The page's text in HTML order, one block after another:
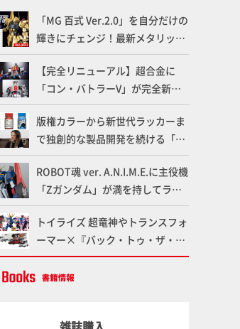
「MG 百式 Ver.2.0」を自分だけの
輝きにチェンジ！最新メタリック
塗料を使ってより金属感を増した
仕上がりに!!【試し読み】
【完全リニューアル】超合金に
「コン・バトラーV」が完全新規
造形で登場！気になる仕様を試作
品の撮り下ろしでご紹介!!さらに
「大鉄人17」＆「ワンエイト」セ
ット情報もお届け！【超合金の
魂】
版権カラーから新世代ラッカーま
で独創的な製品開発を続ける「ガ
イアノーツ」に塗料開発の裏側と
ラッカー塗料の未来についてイン
タビュー！
ROBOT魂 ver. A.N.I.M.E.に主役機
「Zガンダム」が満を持してライ
ンナップ！ウェイブライダーへの
変形、劇中どおりのプロポーショ
ンを再現【機動戦士Zガンダム】
トイライズ 超竜神やトランスフォ
ーマー×『バック・トゥ・ザ・フ
ューチャー』コラボアイテムな
ど、タカラトミーの注目アイテム